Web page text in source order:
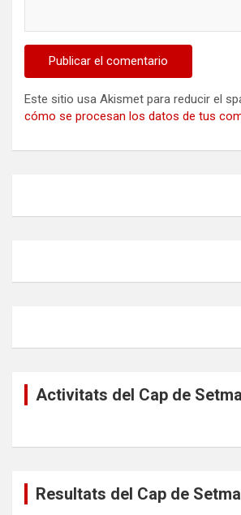
Este sitio usa Akismet para reducir el
cómo se procesan los datos de tus
Activitats del Cap de
Resultats del Cap de